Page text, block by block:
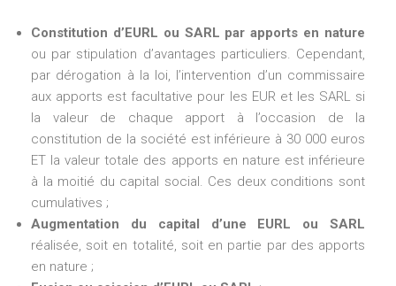
Constitution d’EURL ou SARL par apports en nature
ou par stipulation d’avantages particuliers. Cependant,
par dérogation à la loi, l’intervention d’un commissaire
aux apports est facultative pour les EUR et les SARL si
la valeur de chaque apport à l’occasion de la
constitution de la société est inférieure à 30 000 euros
ET la valeur totale des apports en nature est inférieure
à la moitié du capital social. Ces deux conditions sont
cumulatives ;
Augmentation du capital d’une EURL ou SARL
réalisée, soit en totalité, soit en partie par des apports
en nature ;